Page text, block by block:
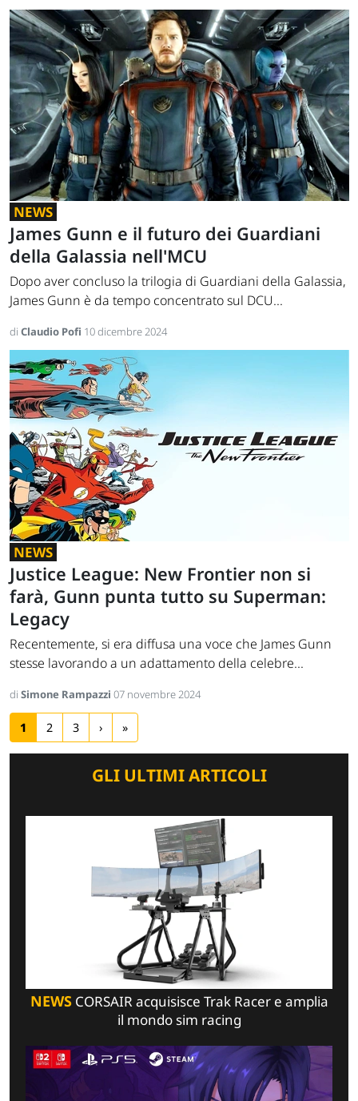
NEWS
James Gunn e il futuro dei Guardiani
della Galassia nell'MCU
Dopo aver concluso la trilogia di Guardiani della Galassia,
James Gunn è da tempo concentrato sul DCU...
di Claudio Pofi 10 dicembre 2024
NEWS
Justice League: New Frontier non si
farà, Gunn punta tutto su Superman:
Legacy
Recentemente, si era diffusa una voce che James Gunn
stesse lavorando a un adattamento della celebre...
di Simone Rampazzi 07 novembre 2024
1 2 3 › »
GLI ULTIMI ARTICOLI
NEWSCORSAIR acquisisce Trak Racer e amplia
il mondo sim racing